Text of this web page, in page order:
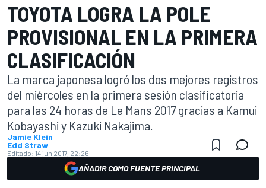
TOYOTA LOGRA LA POLE
PROVISIONAL EN LA PRIMERA
CLASIFICACIÓN
La marca japonesa logró los dos mejores registros
del miércoles en la primera sesión clasificatoria
para las 24 horas de Le Mans 2017 gracias a Kamui
Kobayashi y Kazuki Nakajima.
Jamie Klein
Edd Straw
Editado: 14 jun 2017, 22:26
AÑADIR COMO FUENTE PRINCIPAL